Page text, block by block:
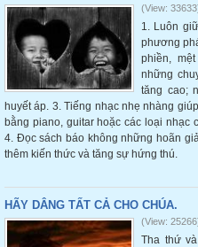
(View:
1. Luôn
phương
phiền,
những
tăng cao;
huyết áp. 3. Tiếng nhạc nhẹ nhàng
bằng piano, guitar hoặc các loại nhạc
4. Đọc sách báo không những hoãn
thêm kiến thức và tăng sự hứng thú.
HÃY DÂNG TẤT CẢ CHO CHÚA.
(View:
Tha thứ